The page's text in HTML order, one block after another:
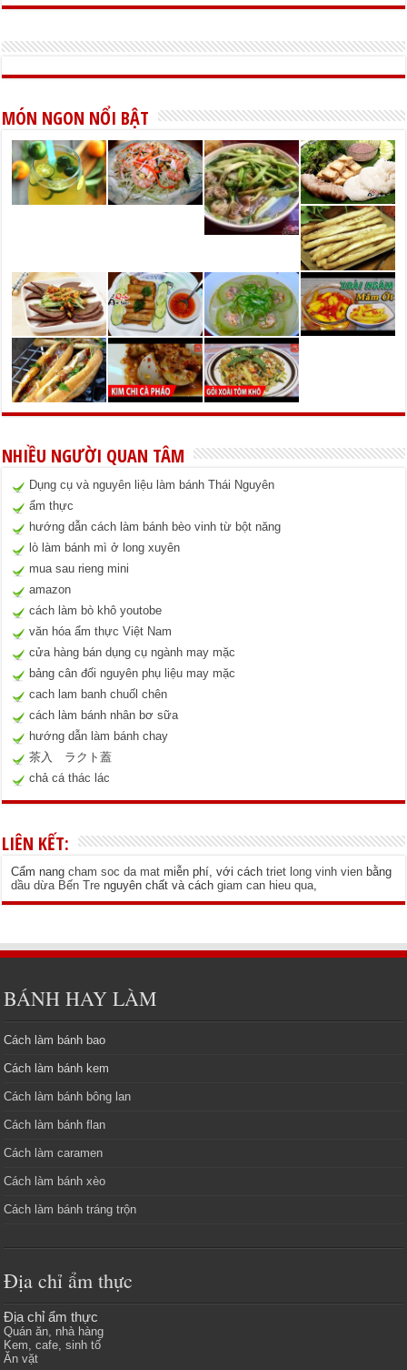
MÓN NGON NỔI BẬT
NHIỀU NGƯỜI QUAN TÂM
Dụng cụ và nguyên liệu làm bánh Thái Nguyên
ẩm thực
hướng dẫn cách làm bánh bèo vinh từ bột năng
lò làm bánh mì ở long xuyên
mua sau rieng mini
amazon
cách làm bò khô youtobe
văn hóa ẩm thực Việt Nam
cửa hàng bán dụng cụ ngành may mặc
bảng cân đối nguyên phụ liệu may mặc
cach lam banh chuốl chên
cách làm bánh nhân bơ sữa
hướng dẫn làm bánh chay
茶入 ラクト蓋
chả cá thác lác
LIÊN KẾT:
Cẩm nangcham soc da mat miễn phí, với cáchtriet long vinh vien bằng
dầu dừa Bến Tre nguyên chất và cáchgiam can hieu qua,
BÁNH HAY LÀM
Cách làm bánh bao
Cách làm bánh kem
Cách làm bánh bông lan
Cách làm bánh flan
Cách làm caramen
Cách làm bánh xèo
Cách làm bánh tráng trộn
Địa chỉ ẩm thực
Địa chỉ ẩm thực
Quán ăn, nhà hàng
Kem, cafe, sinh tố
Ăn vặt